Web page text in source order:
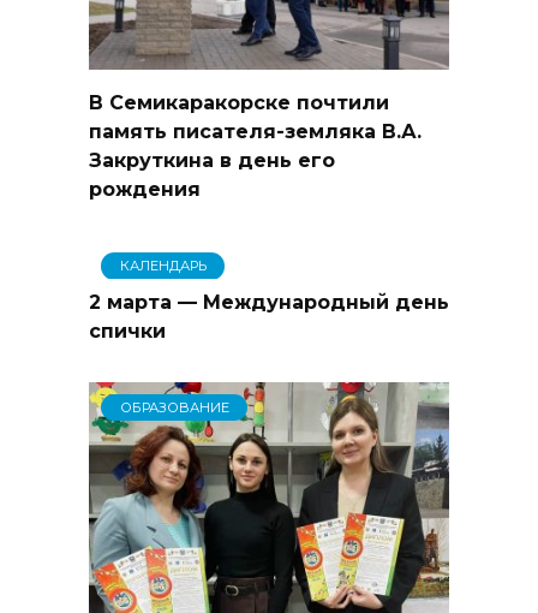
В Семикаракорске почтили
память писателя-земляка В.А.
Закруткина в день его
рождения
КАЛЕНДАРЬ
2 марта — Международный день
спички
ОБРАЗОВАНИЕ